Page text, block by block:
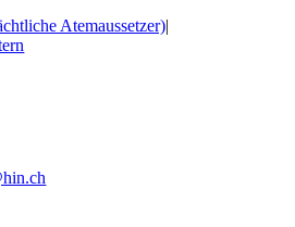
Atemaussetzer)|